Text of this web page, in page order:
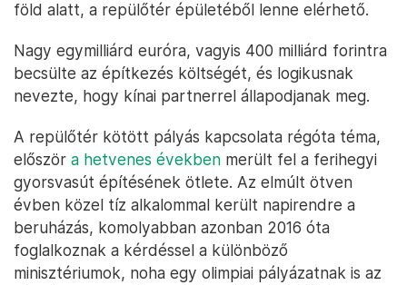
föld alatt, a repülőtér épületéből lenne elérhető.
Nagy egymilliárd euróra, vagyis 400 milliárd forintra
becsülte az építkezés költségét, és logikusnak
nevezte, hogy kínai partnerrel állapodjanak meg.
A repülőtér kötött pályás kapcsolata régóta téma,
először a hetvenes években merült fel a ferihegyi
gyorsvasút építésének ötlete. Az elmúlt ötven
évben közel tíz alkalommal került napirendre a
beruházás, komolyabban azonban 2016 óta
foglalkoznak a kérdéssel a különböző
minisztériumok, noha egy olimpiai pályázatnak is az